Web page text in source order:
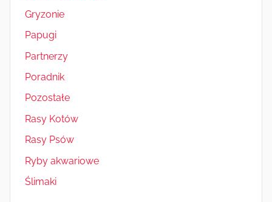
Gryzonie
Papugi
Partnerzy
Poradnik
Pozostałe
Rasy Kotów
Rasy Psów
Ryby akwariowe
Ślimaki